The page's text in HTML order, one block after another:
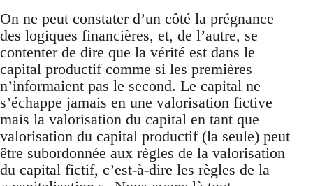
On ne peut constater d’un côté la prégnance
des logiques financières, et, de l’autre, se
contenter de dire que la vérité est dans le
capital productif comme si les premières
n’informaient pas le second. Le capital ne
s’échappe jamais en une valorisation fictive
mais la valorisation du capital en tant que
valorisation du capital productif (la seule) peut
être subordonnée aux règles de la valorisation
du capital fictif, c’est-à-dire les règles de la